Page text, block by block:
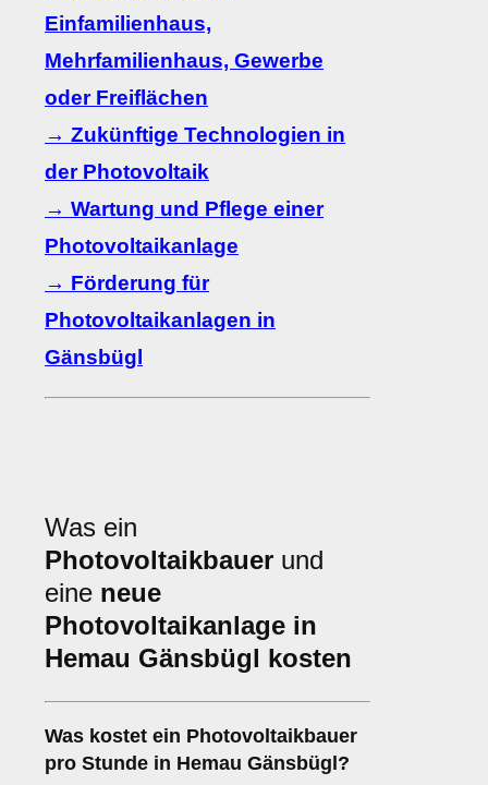
Einfamilienhaus,
Mehrfamilienhaus, Gewerbe
oder Freiflächen
→ Zukünftige Technologien in
der Photovoltaik
→ Wartung und Pflege einer
Photovoltaikanlage
→ Förderung für
Photovoltaikanlagen in
Gänsbügl
Was ein
Photovoltaikbauer und
eine neue
Photovoltaikanlage in
Hemau Gänsbügl kosten
Was kostet ein Photovoltaikbauer
pro Stunde in Hemau Gänsbügl?